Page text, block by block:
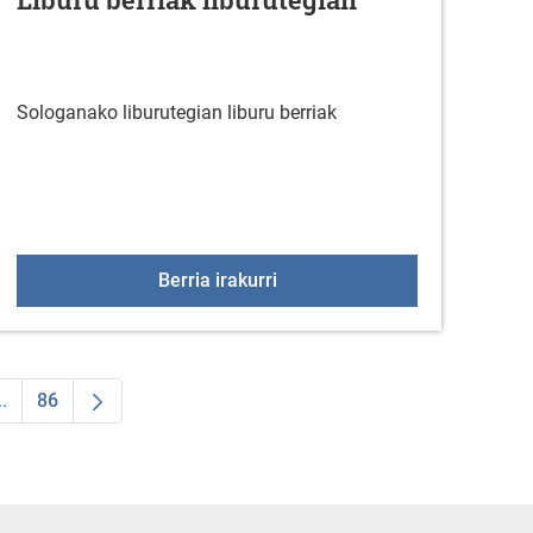
gizonoi?: Gizonak eta berdintasuna Duplicate 0
Sologanako liburutegian liburu berriak
Berria irakurriLiburu berriak liburutegian
to navigate.
Intermediate Pages Use TAB to navigate.
Orrialdea
86